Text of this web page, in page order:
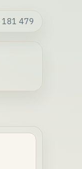
181 479